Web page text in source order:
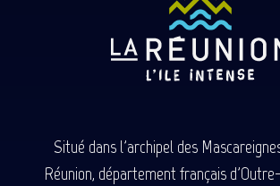
Situé dans l'archipel des
Réunion, département français